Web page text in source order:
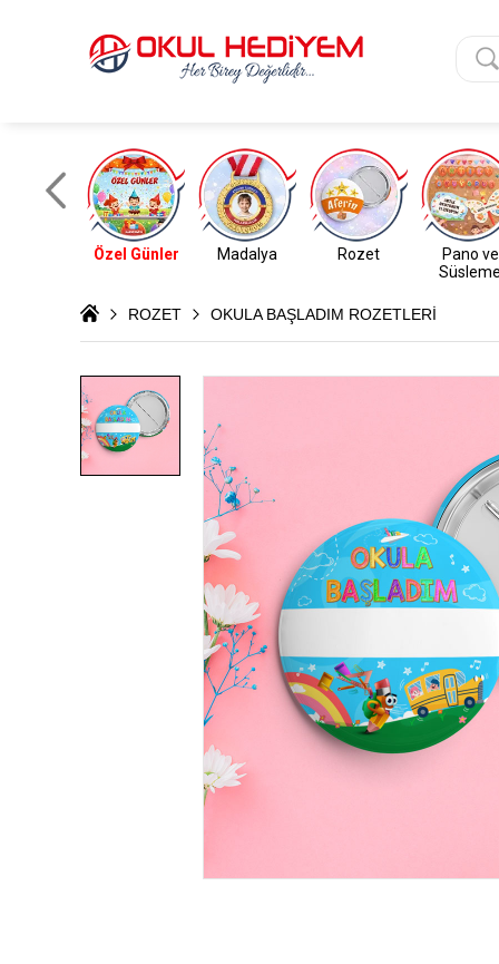
Özel Günler Madalya Rozet
Pano ve
ROZET OKULA BAŞLADIM ROZETLERİ